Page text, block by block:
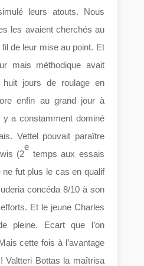
leurs atouts. Nous
les avaient cherchés au
de leur mise au point. Et
mais méthodique avait
jours de roulage en
enfin au grand jour à
y a constamment dominé
Vettel pouvait paraître
(2
e
temps aux essais
ne fut plus le cas en qualif
concéda 8/10 à son
Et le jeune Charles
pleine. Ecart que l’on
cette fois à l’avantage
Valtteri Bottas la maîtrisa